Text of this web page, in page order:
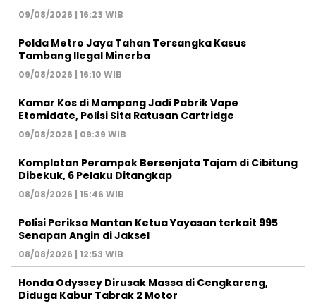
09/08/2026 | 16:23 WIB
Polda Metro Jaya Tahan Tersangka Kasus
Tambang Ilegal Minerba
09/08/2026 | 16:10 WIB
Kamar Kos di Mampang Jadi Pabrik Vape
Etomidate, Polisi Sita Ratusan Cartridge
09/08/2026 | 09:39 WIB
Komplotan Perampok Bersenjata Tajam di Cibitung
Dibekuk, 6 Pelaku Ditangkap
08/08/2026 | 15:46 WIB
Polisi Periksa Mantan Ketua Yayasan terkait 995
Senapan Angin di Jaksel
08/08/2026 | 12:53 WIB
Honda Odyssey Dirusak Massa di Cengkareng,
Diduga Kabur Tabrak 2 Motor